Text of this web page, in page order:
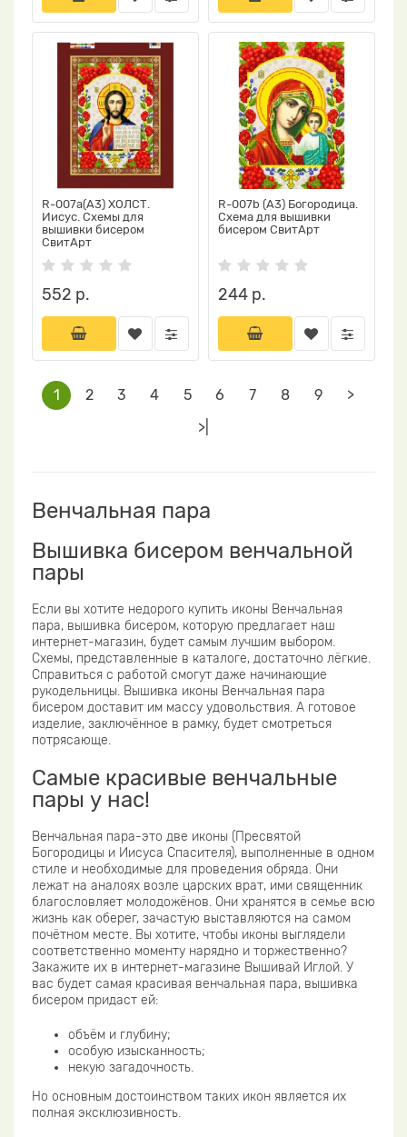
R-007a(А3) ХОЛСТ.
Иисус. Схемы для
вышивки бисером
СвитАрт
552 р.
R-007b (А3) Богородица.
Схема для вышивки
бисером СвитАрт
244 р.
1 2 3 4 5 6 7 8 9
>
>|
Венчальная пара
Вышивка бисером венчальной
пары
Если вы хотите недорого купить иконы Венчальная
пара, вышивка бисером, которую предлагает наш
интернет-магазин, будет самым лучшим выбором.
Схемы, представленные в каталоге, достаточно лёгкие.
Справиться с работой смогут даже начинающие
рукодельницы. Вышивка иконы Венчальная пара
бисером доставит им массу удовольствия. А готовое
изделие, заключённое в рамку, будет смотреться
потрясающе.
Самые красивые венчальные
пары у нас!
Венчальная пара-это две иконы (Пресвятой
Богородицы и Иисуса Спасителя), выполненные в одном
стиле и необходимые для проведения обряда. Они
лежат на аналоях возле царских врат, ими священник
благословляет молодожёнов. Они хранятся в семье всю
жизнь как оберег, зачастую выставляются на самом
почётном месте. Вы хотите, чтобы иконы выглядели
соответственно моменту нарядно и торжественно?
Закажите их в интернет-магазине Вышивай Иглой. У
вас будет самая красивая венчальная пара, вышивка
бисером придаст ей:
объём и глубину;
особую изысканность;
некую загадочность.
Но основным достоинством таких икон является их
полная эксклюзивность.